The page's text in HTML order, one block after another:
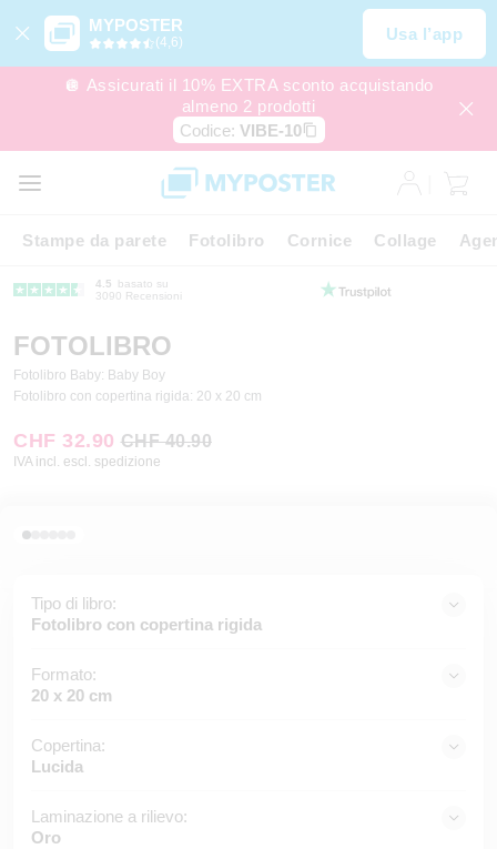
MYPOSTER
(4,6) Usa l’app
🪩 Assicurati il 10% EXTRA sconto acquistando
almeno 2 prodotti
Codice: VIBE-10
Stampe da parete Fotolibro Cornice Collage
4.5
basato su
3090 Recensioni
FOTOLIBRO
Fotolibro Baby: Baby Boy
Fotolibro con copertina rigida: 20 x 20 cm
CHF 32.90 CHF 40.90
IVA incl. escl. spedizione
Tipo di libro:
Fotolibro con copertina rigida
Formato:
20 x 20 cm
Copertina:
Lucida
Laminazione a rilievo:
Oro